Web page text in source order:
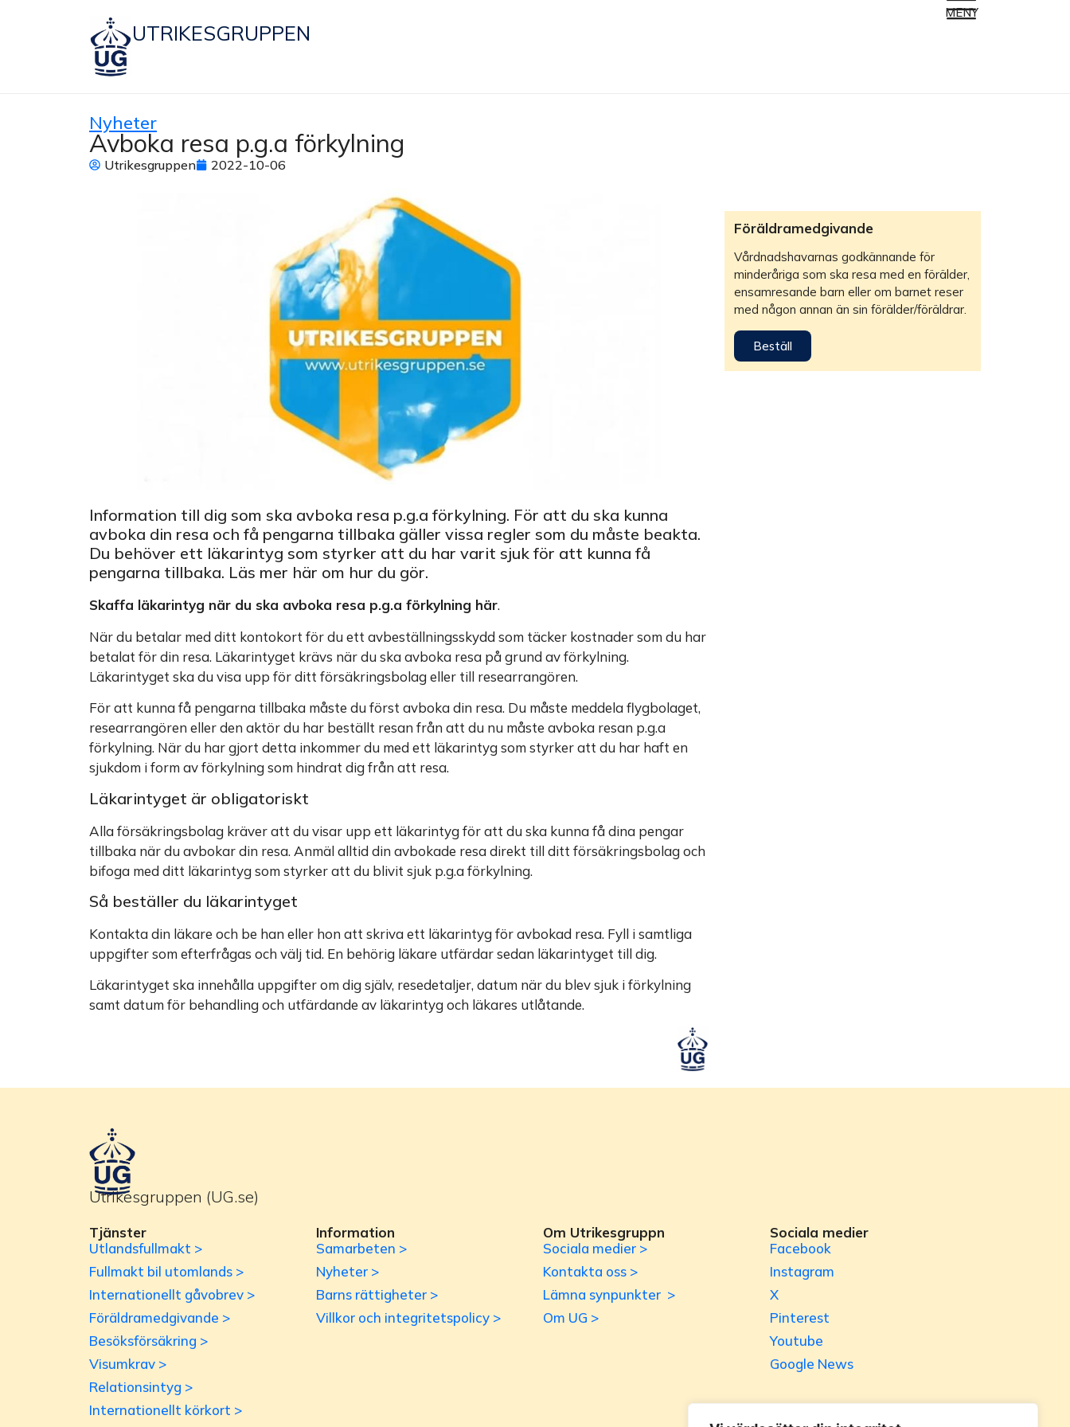
UTRIKESGRUPPEN
MENY
Nyheter
Avboka resa p.g.a förkylning
Utrikesgruppen 2022-10-06
Information till dig som ska avboka resa p.g.a förkylning. För att du ska kunna
avboka din resa och få pengarna tillbaka gäller vissa regler som du måste beakta.
Du behöver ett läkarintyg som styrker att du har varit sjuk för att kunna få
pengarna tillbaka. Läs mer här om hur du gör.
Skaffa läkarintyg när du ska avboka resa p.g.a förkylning här.
När du betalar med ditt kontokort för du ett avbeställningsskydd som täcker kostnader som du har
betalat för din resa. Läkarintyget krävs när du ska avboka resa på grund av förkylning.
Läkarintyget ska du visa upp för ditt försäkringsbolag eller till researrangören.
För att kunna få pengarna tillbaka måste du först avboka din resa. Du måste meddela flygbolaget,
researrangören eller den aktör du har beställt resan från att du nu måste avboka resan p.g.a
förkylning. När du har gjort detta inkommer du med ett läkarintyg som styrker att du har haft en
sjukdom i form av förkylning som hindrat dig från att resa.
Läkarintyget är obligatoriskt
Alla försäkringsbolag kräver att du visar upp ett läkarintyg för att du ska kunna få dina pengar
tillbaka när du avbokar din resa. Anmäl alltid din avbokade resa direkt till ditt försäkringsbolag och
bifoga med ditt läkarintyg som styrker att du blivit sjuk p.g.a förkylning.
Så beställer du läkarintyget
Kontakta din läkare och be han eller hon att skriva ett läkarintyg för avbokad resa. Fyll i samtliga
uppgifter som efterfrågas och välj tid. En behörig läkare utfärdar sedan läkarintyget till dig.
Läkarintyget ska innehålla uppgifter om dig själv, resedetaljer, datum när du blev sjuk i förkylning
samt datum för behandling och utfärdande av läkarintyg och läkares utlåtande.
Föräldramedgivande
Vårdnadshavarnas godkännande för
minderåriga som ska resa med en förälder,
ensamresande barn eller om barnet reser
med någon annan än sin förälder/föräldrar.
Beställ
Utrikesgruppen (UG.se)
Tjänster
Utlandsfullmakt >
Fullmakt bil utomlands >
Internationellt gåvobrev >
Föräldramedgivande >
Besöksförsäkring >
Visumkrav >
Relationsintyg >
Internationellt körkort >
Information
Samarbeten >
Nyheter >
Barns rättigheter >
Villkor och integritetspolicy >
Om Utrikesgruppn
Sociala medier >
Kontakta oss >
Lämna synpunkter >
Om UG >
Sociala medier
Facebook
Instagram
X
Pinterest
Youtube
Google News